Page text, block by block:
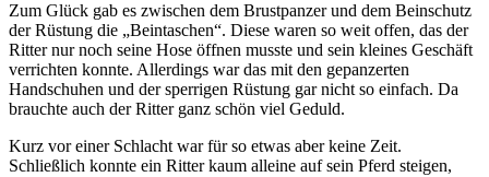
Zum Glück gab es zwischen dem Brustpanzer und dem Beinschutz
der Rüstung die „Beintaschen“. Diese waren so weit offen, das der
Ritter nur noch seine Hose öffnen musste und sein kleines Geschäft
verrichten konnte. Allerdings war das mit den gepanzerten
Handschuhen und der sperrigen Rüstung gar nicht so einfach. Da
brauchte auch der Ritter ganz schön viel Geduld.
Kurz vor einer Schlacht war für so etwas aber keine Zeit.
Schließlich konnte ein Ritter kaum alleine auf sein Pferd steigen,